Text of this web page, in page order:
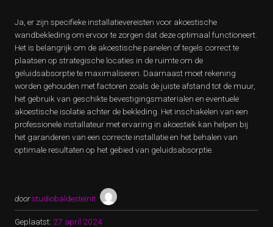
Ja, er zijn specifieke installatievereisten voor akoestische
wandbekleding om ervoor te zorgen dat deze optimaal functioneert.
Het is belangrijk om de akoestische panelen of tegels correct te
plaatsen op strategische locaties in de ruimte om de
geluidsabsorptie te maximaliseren. Daarnaast moet rekening
worden gehouden met factoren zoals de juiste afstand tot de muur,
het gebruik van geschikte bevestigingsmaterialen en eventuele
akoestische isolatie achter de bekleding. Het inschakelen van een
professionele installateur met ervaring in akoestiek kan helpen bij
het garanderen van een correcte installatie en het behalen van
optimale resultaten op het gebied van geluidsabsorptie.
doorstudiobaldesteinit
Geplaatst: 27 april 2024